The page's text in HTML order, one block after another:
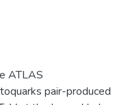
развитии и
профессиональных
ATLAS
pair-produced